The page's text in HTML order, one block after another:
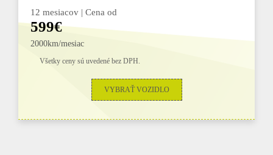
12 mesiacov | Cena od
599€
2000km/mesiac
Všetky ceny sú uvedené bez DPH.
VYBRAŤ VOZIDLO